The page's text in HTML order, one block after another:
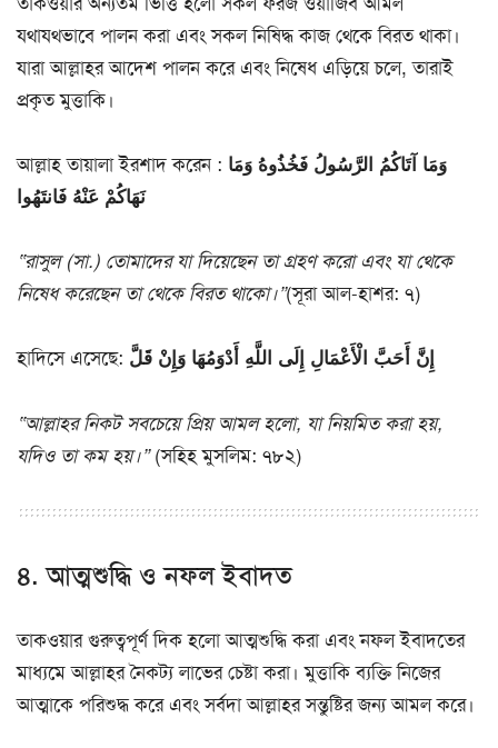
যথাযথভাবে পালন করা এবং সকল নিষিদ্ধ কাজ থেকে বিরত থাকা।
যারা আল্লাহর আদেশ পালন করে এবং নিষেধ এড়িয়ে চলে, তারাই
প্রকৃত মুত্তাকি।
আল্লাহ তায়ালা ইরশাদ করেন : وَمَا آتَاكُمُ الرَّسُولُ فَخُذُوهُ وَمَا
نَهَاكُمْ عَنْهُ فَانتَهُوا
“রাসুল (সা.) তোমাদের যা দিয়েছেন তা গ্রহণ করো এবং যা থেকে
নিষেধ করেছেন তা থেকে বিরত থাকো।”(সূরা আল-হাশর: ৭)
হাদিসে এসেছে: إِنَّ أَحَبَّ الْأَعْمَالِ إِلَى اللَّهِ أَدْوَمُهَا وَإِنْ قَلَّ
“আল্লাহর নিকট সবচেয়ে প্রিয় আমল হলো, যা নিয়মিত করা হয়,
যদিও তা কম হয়।”(সহিহ মুসলিম: ৭৮২)
৪. আত্মশুদ্ধি ও নফল ইবাদত
তাকওয়ার গুরুত্বপূর্ণ দিক হলো আত্মশুদ্ধি করা এবং নফল ইবাদতের
মাধ্যমে আল্লাহর নৈকট্য লাভের চেষ্টা করা। মুত্তাকি ব্যক্তি নিজের
আত্মাকে পরিশুদ্ধ করে এবং সর্বদা আল্লাহর সন্তুষ্টির জন্য আমল করে।